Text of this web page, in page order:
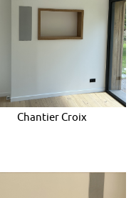
Chantier Croix